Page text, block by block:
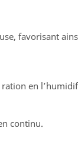
favorisant
en
continu.